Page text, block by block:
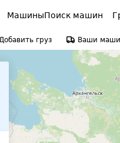
МашиныПоиск машин
груз Ваши